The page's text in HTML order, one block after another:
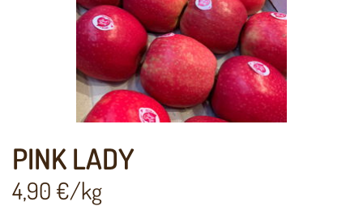
PINK LADY
4,90 €/kg